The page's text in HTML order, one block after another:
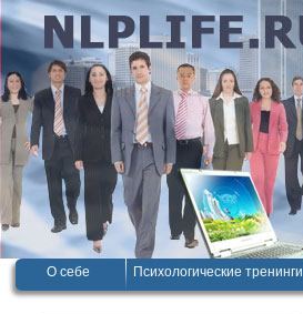
О себе Психологические тренинги